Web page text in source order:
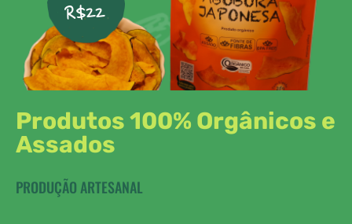
R$22
Produtos 100% Orgânicos e
Assados
PRODUÇÃO ARTESANAL